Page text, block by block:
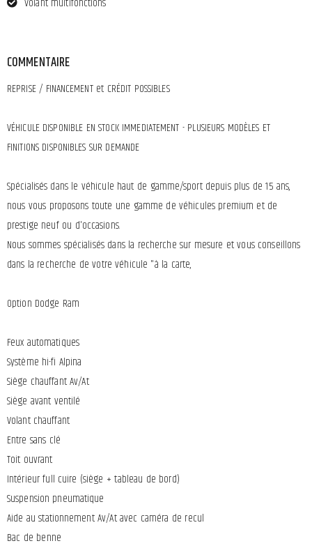
COMMENTAIRE
REPRISE / FINANCEMENT et CRÉDIT POSSIBLES
VÉHICULE DISPONIBLE EN STOCK IMMEDIATEMENT - PLUSIEURS MODÈLES ET
FINITIONS DISPONIBLES SUR DEMANDE
Spécialisés dans le véhicule haut de gamme/sport depuis plus de 15 ans,
nous vous proposons toute une gamme de véhicules premium et de
prestige neuf ou d'occasions.
Nous sommes spécialisés dans la recherche sur mesure et vous conseillons
dans la recherche de votre véhicule "à la carte,
Option Dodge Ram
Feux automatiques
Système hi-fi Alpina
Siège chauffant Av/At
Siège avant ventilé
Volant chauffant
Entre sans clé
Toit ouvrant
Intérieur full cuire (siège + tableau de bord)
Suspension pneumatique
Aide au stationnement Av/At avec caméra de recul
Bac de benne